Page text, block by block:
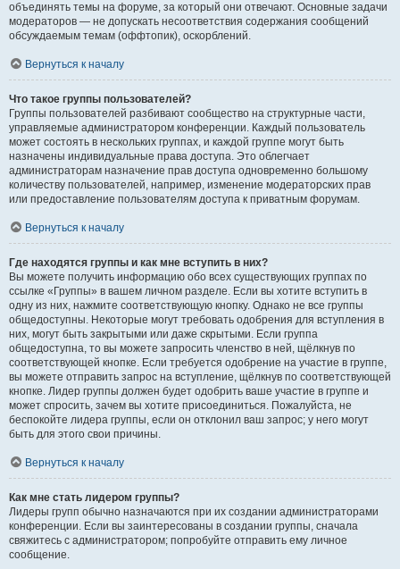
объединять темы на форуме, за который они отвечают. Основные задачи
модераторов — не допускать несоответствия содержания сообщений
обсуждаемым темам (оффтопик), оскорблений.
Вернуться к началу
Что такое группы пользователей?
Группы пользователей разбивают сообщество на структурные части,
управляемые администратором конференции. Каждый пользователь
может состоять в нескольких группах, и каждой группе могут быть
назначены индивидуальные права доступа. Это облегчает
администраторам назначение прав доступа одновременно большому
количеству пользователей, например, изменение модераторских прав
или предоставление пользователям доступа к приватным форумам.
Вернуться к началу
Где находятся группы и как мне вступить в них?
Вы можете получить информацию обо всех существующих группах по
ссылке «Группы» в вашем личном разделе. Если вы хотите вступить в
одну из них, нажмите соответствующую кнопку. Однако не все группы
общедоступны. Некоторые могут требовать одобрения для вступления в
них, могут быть закрытыми или даже скрытыми. Если группа
общедоступна, то вы можете запросить членство в ней, щёлкнув по
соответствующей кнопке. Если требуется одобрение на участие в группе,
вы можете отправить запрос на вступление, щёлкнув по соответствующей
кнопке. Лидер группы должен будет одобрить ваше участие в группе и
может спросить, зачем вы хотите присоединиться. Пожалуйста, не
беспокойте лидера группы, если он отклонил ваш запрос; у него могут
быть для этого свои причины.
Вернуться к началу
Как мне стать лидером группы?
Лидеры групп обычно назначаются при их создании администраторами
конференции. Если вы заинтересованы в создании группы, сначала
свяжитесь с администратором; попробуйте отправить ему личное
сообщение.